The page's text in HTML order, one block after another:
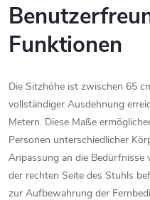
Funktionen
Die Sitzhöhe ist zwischen 65
vollständiger Ausdehnung
Metern. Diese Maße
Personen unterschiedlicher
Anpassung an die Bedürfnisse
der rechten Seite des Stuhls
zur Aufbewahrung der